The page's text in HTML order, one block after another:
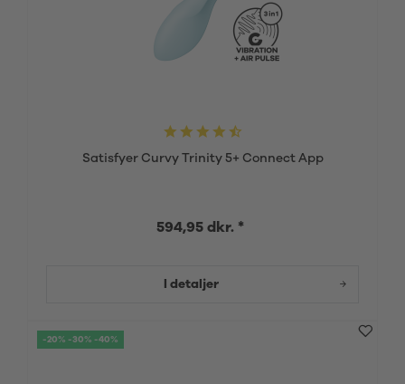
Satisfyer Curvy Trinity 5+ Connect App
594,95 dkr. *
I detaljer
-20% -30% -40%